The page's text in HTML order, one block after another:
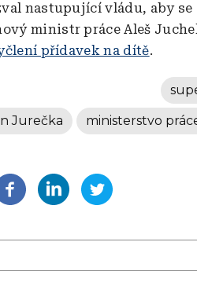
nastupující vládu, aby se
ministr práce Aleš
přídavek na dítě.
ministerstvo
Jurečka